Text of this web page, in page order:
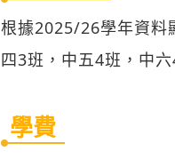
根據2025/26學年資料
四3班，中五4班，中
學費